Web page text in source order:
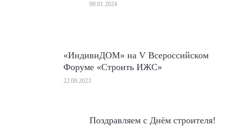
09.01.2024
«ИндивиДОМ» на V Всероссийском
Форуме «Строить ИЖС»
22.09.2023
Поздравляем с Днём строителя!